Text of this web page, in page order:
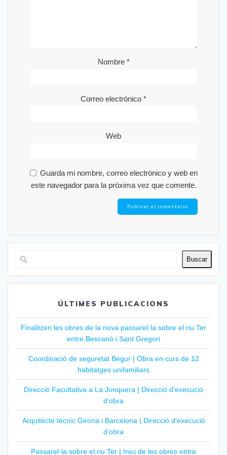
Nombre *
Correo electrónico *
Web
Guarda mi nombre, correo electrónico y web en
este navegador para la próxima vez que comente.
Buscar
ÚLTIMES PUBLICACIONS
Finalitzen les obres de la nova passarel·la sobre el riu Ter
entre Bescanó i Sant Gregori
Coordinació de seguretat Begur | Obra en curs de 12
habitatges unifamiliars
Direcció Facultativa a La Jonquera | Direcció d’execució
d’obra
Arquitecte tècnic Girona i Barcelona | Direcció d’execució
d’obra
Passarel·la sobre el riu Ter | Inici de les obres entre